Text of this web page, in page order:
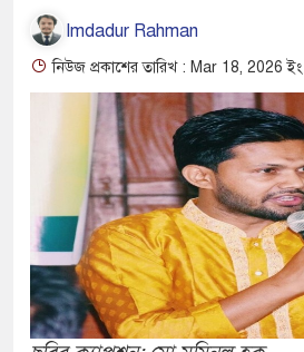
Imdadur Rahman
নিউজ প্রকাশের তারিখ : Mar 18, 2026 ইং